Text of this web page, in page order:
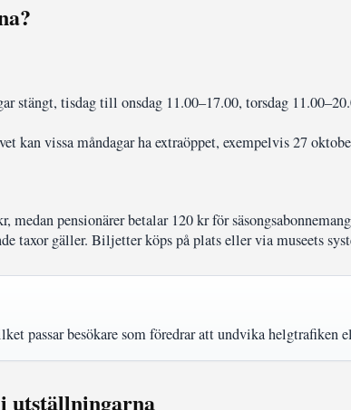
stängt, tisdag till onsdag 11.00–17.00, torsdag
kan vissa måndagar ha extraöppet, exempelvis 27
medan pensionärer betalar 120 kr för
taxor gäller. Biljetter köps på plats eller via museets
passar besökare som föredrar att undvika
utställningarna